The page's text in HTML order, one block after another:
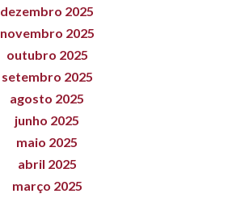
dezembro 2025
novembro 2025
outubro 2025
setembro 2025
agosto 2025
junho 2025
maio 2025
abril 2025
março 2025